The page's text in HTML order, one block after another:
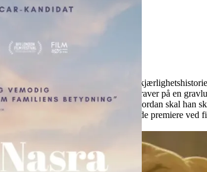
& Nasra er en vakker og rørende
har en dårlig betalt jobb som graver på en
som Guled tjener i løpet av et år. Hvordan skal
Ayderus Ahmed. Filmen hadde premiere